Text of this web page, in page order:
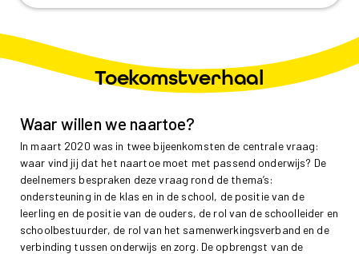
Toekomstverhaal
Waar willen we naartoe?
In maart 2020 was in twee bijeenkomsten de centrale vraag:
waar vind jij dat het naartoe moet met passend onderwijs? De
deelnemers bespraken deze vraag rond de thema’s:
ondersteuning in de klas en in de school, de positie van de
leerling en de positie van de ouders, de rol van de schoolleider en
schoolbestuurder, de rol van het samenwerkingsverband en de
verbinding tussen onderwijs en zorg. De opbrengst van de